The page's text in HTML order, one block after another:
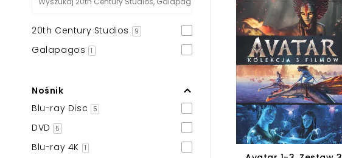
20th Century Studios 9
Galapagos 1
Nośnik
Blu-ray Disc
5
DVD 5
Blu-ray 4K 1